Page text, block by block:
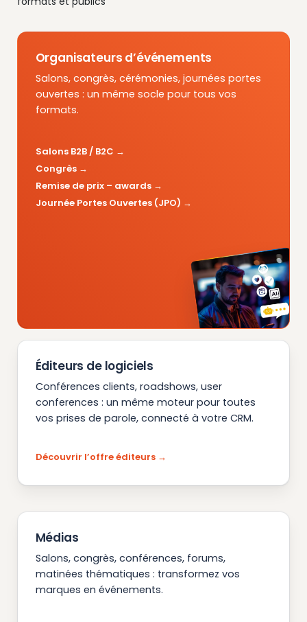
Organisateurs d’événements
Salons, congrès, cérémonies, journées portes
ouvertes : un même socle pour tous vos
formats.
Salons B2B / B2C
Congrès
Remise de prix – awards
Journée Portes Ouvertes (JPO)
Éditeurs de logiciels
Conférences clients, roadshows, user
conferences : un même moteur pour toutes
vos prises de parole, connecté à votre CRM.
Découvrir l’offre éditeurs
Médias
Salons, congrès, conférences, forums,
matinées thématiques : transformez vos
marques en événements.